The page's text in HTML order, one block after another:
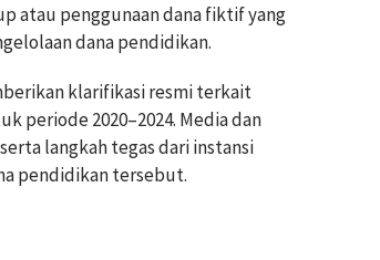
atau penggunaan dana fiktif yang
dana pendidikan.
klarifikasi resmi terkait
periode 2020–2024. Media dan
langkah tegas dari instansi
pendidikan tersebut.